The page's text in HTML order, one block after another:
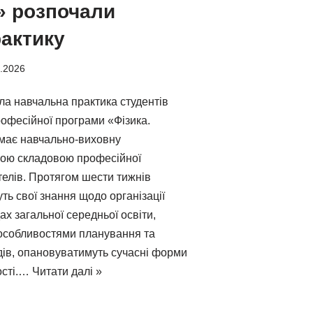
розпочали
навчальна практика студентів
програми «Фізика.
навчально-виховну
складовою професійної
Протягом шести тижнів
свої знання щодо організації
загальної середньої освіти,
планування та
опановуватимуть сучасні форми
Читати далі »